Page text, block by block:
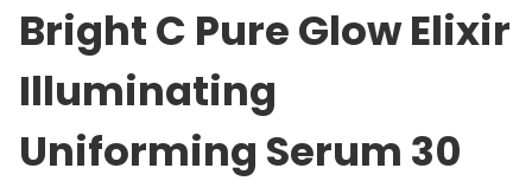
Bright C Pure Glow Elixir
Illuminating
Uniforming Serum 30